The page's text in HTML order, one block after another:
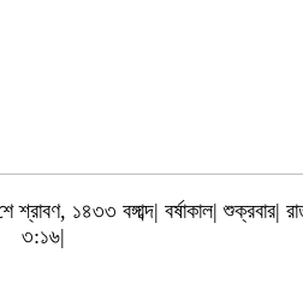
১৪৩৩ বঙ্গাব্দ| বর্ষাকাল| শুক্রবার|
৩:১৬|